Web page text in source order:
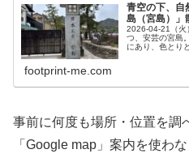
青空の下、自
島（宮島）」
2026-04-21（火
つ、安芸の宮島
にあり、色とり
footprint-me.com
事前に何度も場所・位置を調
「Google map」案内を使わ